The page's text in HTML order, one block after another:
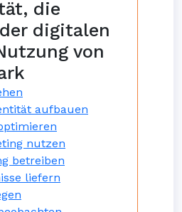
die
digitalen
von
aufbauen
nutzen
betreiben
liefern